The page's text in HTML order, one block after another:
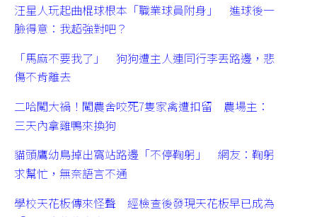
汪星人玩起曲棍球根本「職業球員附身」 進球後一
臉得意：我超強對吧？
「馬麻不要我了」 狗狗遭主人連同行李丟路邊，悲
傷不肯離去
二哈闖大禍！闖農舍咬死7隻家禽遭扣留 農場主：
三天內拿雞鴨來換狗
貓頭鷹幼鳥掉出窩站路邊「不停鞠躬」 網友：鞠躬
求幫忙，無奈語言不通
學校天花板傳來怪聲 經檢查後發現天花板早已成為